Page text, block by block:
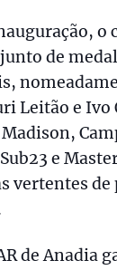
de
Leitão e Ivo
e
vertentes de
de Anadia